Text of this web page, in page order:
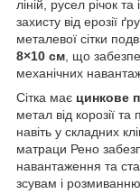
ліній, русел річок
захисту від ерозії
металевої сітки
8×10 см , що
механічних
Сітка має цинкове
метал від корозії та
навіть у складних
матраци Рено
навантаження та
зсувам і розмиванню.